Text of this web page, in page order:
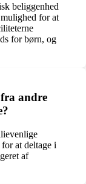
beliggenhed
for at
for børn, og
andre
at deltage i
af